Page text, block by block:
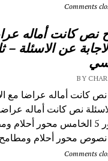
نص كانت أماله
عن الاسئلة –
BY
كانت أماله عراضا مع
نص كانت أماله
المحور 5 الخامس محور
محور أحلام